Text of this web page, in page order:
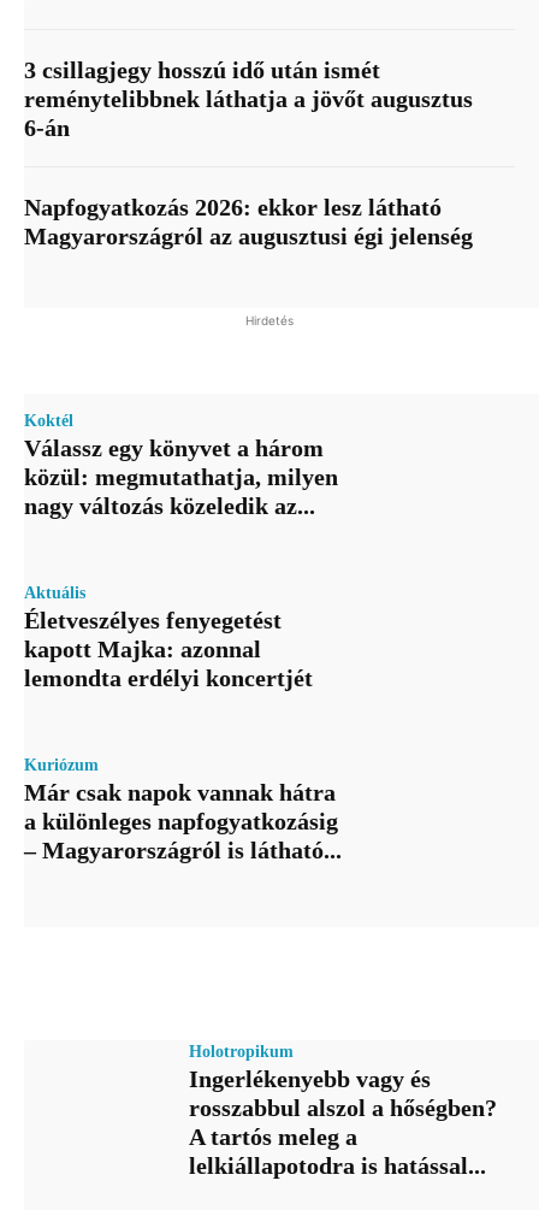
3 csillagjegy hosszú idő után ismét
reménytelibbnek láthatja a jövőt augusztus
6-án
Napfogyatkozás 2026: ekkor lesz látható
Magyarországról az augusztusi égi jelenség
Hirdetés
Koktél
Válassz egy könyvet a három
közül: megmutathatja, milyen
nagy változás közeledik az...
Aktuális
Életveszélyes fenyegetést
kapott Majka: azonnal
lemondta erdélyi koncertjét
Kuriózum
Már csak napok vannak hátra
a különleges napfogyatkozásig
– Magyarországról is látható...
Holotropikum
Ingerlékenyebb vagy és
rosszabbul alszol a hőségben?
A tartós meleg a
lelkiállapotodra is hatással...